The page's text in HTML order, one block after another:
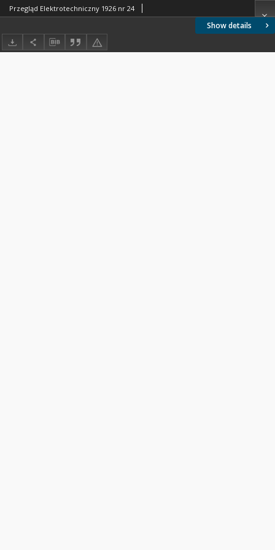
Show details
Przegląd Elektrotechniczny 1926 nr 24